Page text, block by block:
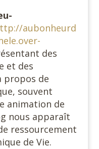
aubonheurd
des
et des
propos de
souvent
animation de
nous apparaît
ressourcement
de Vie.